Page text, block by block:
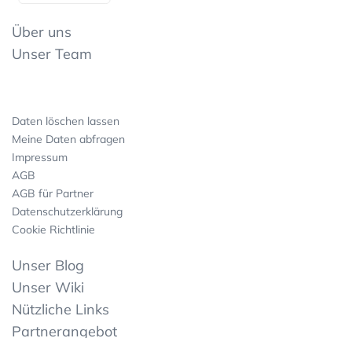
Über uns
Unser Team
Daten löschen lassen
Meine Daten abfragen
Impressum
AGB
AGB für Partner
Datenschutzerklärung
Cookie Richtlinie
Unser Blog
Unser Wiki
Nützliche Links
Partnerangebot